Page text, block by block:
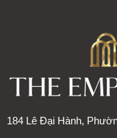
184 Lê Đại Hành,